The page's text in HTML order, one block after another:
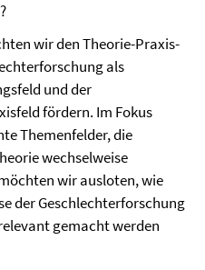
wir den Theorie-Praxis-
als
und der
fördern. Im Fokus
Themenfelder, die
wechselweise
wir ausloten, wie
der Geschlechterforschung
gemacht werden